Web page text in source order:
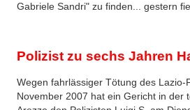
Gabriele Sandri" zu finden... gestern
Polizist zu sechs Jahren
Wegen fahrlässiger Tötung des Lazio-
November 2007 hat ein Gericht in der